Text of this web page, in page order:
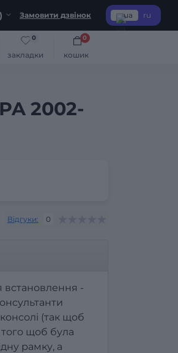
Замовити дзвінок ua ru
закладки
0
кошик
0
2002-
Відгуки: 0
встановлення -
(так щоб
щоб була
рамку, а